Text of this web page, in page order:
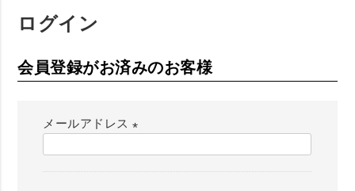
ログイン
会員登録がお済みのお客様
メールアドレス
必